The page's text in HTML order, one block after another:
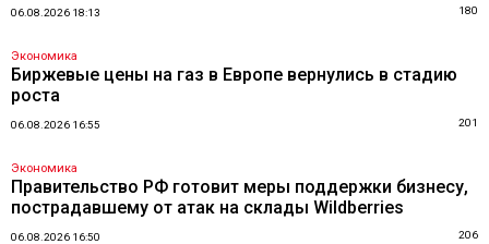
06.08.2026 18:13 180
Экономика
Биржевые цены на газ в Европе вернулись в стадию
роста
06.08.2026 16:55 201
Экономика
Правительство РФ готовит меры поддержки бизнесу,
пострадавшему от атак на склады Wildberries
06.08.2026 16:50 206